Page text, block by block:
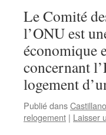
Le Comité
l’ONU est
économique
concernant
logement
Publié dansCastillano
relogement | Laisser